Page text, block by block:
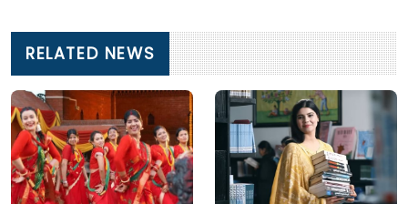
RELATED NEWS